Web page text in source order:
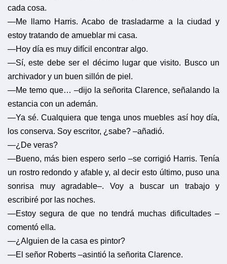
cada cosa.
—Me llamo Harris. Acabo de trasladarme a la ciudad y
estoy tratando de amueblar mi casa.
—Hoy día es muy difícil encontrar algo.
—Sí, este debe ser el décimo lugar que visito. Busco un
archivador y un buen sillón de piel.
—Me temo que… –dijo la señorita Clarence, señalando la
estancia con un ademán.
—Ya sé. Cualquiera que tenga unos muebles así hoy día,
los conserva. Soy escritor, ¿sabe? –añadió.
—¿De veras?
—Bueno, más bien espero serlo –se corrigió Harris. Tenía
un rostro redondo y afable y, al decir esto último, puso una
sonrisa muy agradable–. Voy a buscar un trabajo y
escribiré por las noches.
—Estoy segura de que no tendrá muchas dificultades –
comentó ella.
—¿Alguien de la casa es pintor?
—El señor Roberts –asintió la señorita Clarence.